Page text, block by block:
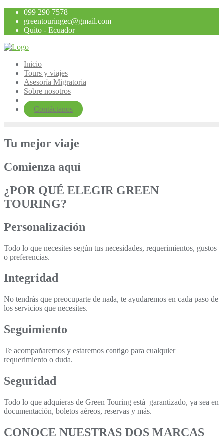
Saltar
contenido
099 290 7578
greentouringec@gmail.com
Quito - Ecuador
Inicio
Tours y viajes
Asesoría Migratoria
Sobre nosotros
Contáctanos
Tu mejor viaje
Comienza aquí
¿POR QUÉ ELEGIR GREEN
TOURING?
Personalización
Todo lo que necesites según tus necesidades, requerimientos, gustos
o preferencias.
Integridad
No tendrás que preocuparte de nada, te ayudaremos en cada paso de
los servicios que necesites.
Seguimiento
Te acompañaremos y estaremos contigo para cualquier
requerimiento o duda.
Seguridad
Todo lo que adquieras de Green Touring está garantizado, ya sea en
documentación, boletos aéreos, reservas y más.
CONOCE NUESTRAS DOS MARCAS